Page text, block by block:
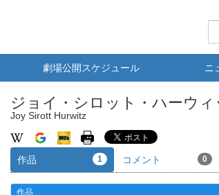
劇場公開スケジュール ニ
ジョイ・シロット・ハーウィ
Joy Sirott Hurwitz
作品 1 コメント 0
作品